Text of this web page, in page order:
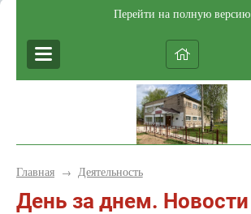
Перейти на полную версию
Главная → Деятельность
День за днем. Новости